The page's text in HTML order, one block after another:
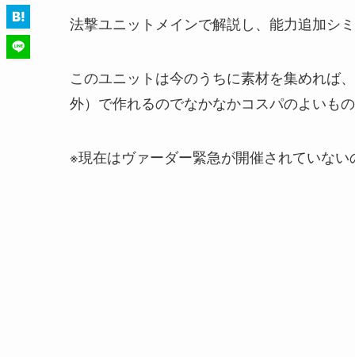
法撃ユニットメインで解説し、能力追加シ
このユニットは今のうちに素材を集めれば
外）で作れるのでなかなかコスパのよいも
※現在はヴァーダー緊急が開催されていな